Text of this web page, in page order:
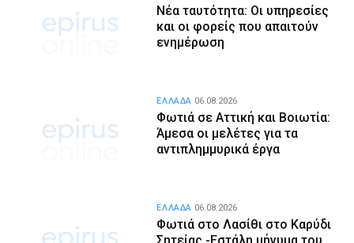
Νέα ταυτότητα: Οι υπηρεσίες
και οι φορείς που απαιτούν
ενημέρωση
Φωτιά σε Αττική και Βοιωτία:
Άμεσα οι μελέτες για τα
αντιπλημμυρικά έργα
ΕΛΛΑΔΑ 06.08.2026
Φωτιά στο Λασίθι στο Καρύδι
ΕΛΛΑΔΑ 06.08.2026